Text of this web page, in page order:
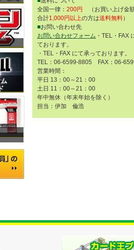
全国一律： 200円
（お買い上げ金
合計1,000円以上の方は送料無料）
■お問い合わせ先
お問い合わせフォーム ・TEL・FAX
ております。
・TEL・FAX にて承っております。
TEL：06-6599-8805 FAX：06-
営業時間：
平日 13：00～21：00
土日 11：00～21：00
年中無休（年末年始を除く）
担当：伊加 倫浩
ーム